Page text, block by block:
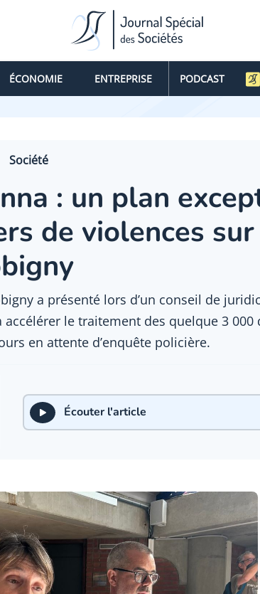
ÉCONOMIE ENTREPRISE PODCAST
Société
: un plan
de violences
a présenté lors d’un conseil de
le traitement des quelque 3 000
en attente d’enquête policière.
Écouter l'article